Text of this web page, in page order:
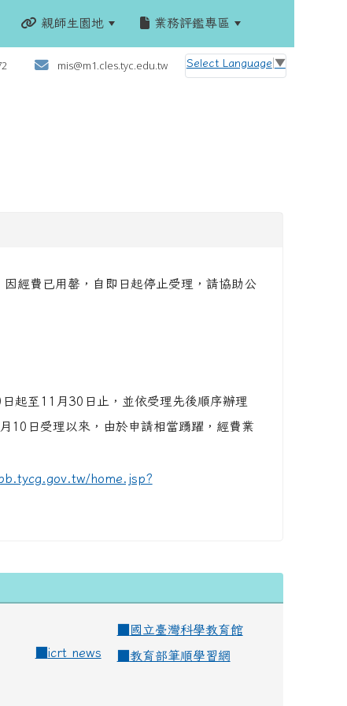
親師生園地 業務評鑑專區
mis@m1.cles.tyc.edu.tw Select Language ▼
經費已用罄，自即日起停止受理，請協助公
起至11月30日止，並依受理先後順序辦理
10日受理以來，由於申請相當踴躍，經費業
home.jsp?
國立臺灣科學教育館
icrt news
教育部筆順學習網